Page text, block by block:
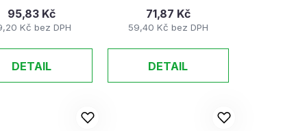
Kč bez DPH
95,83 Kč
DETAIL
59,40 Kč bez DPH
71,87 Kč
DETAIL